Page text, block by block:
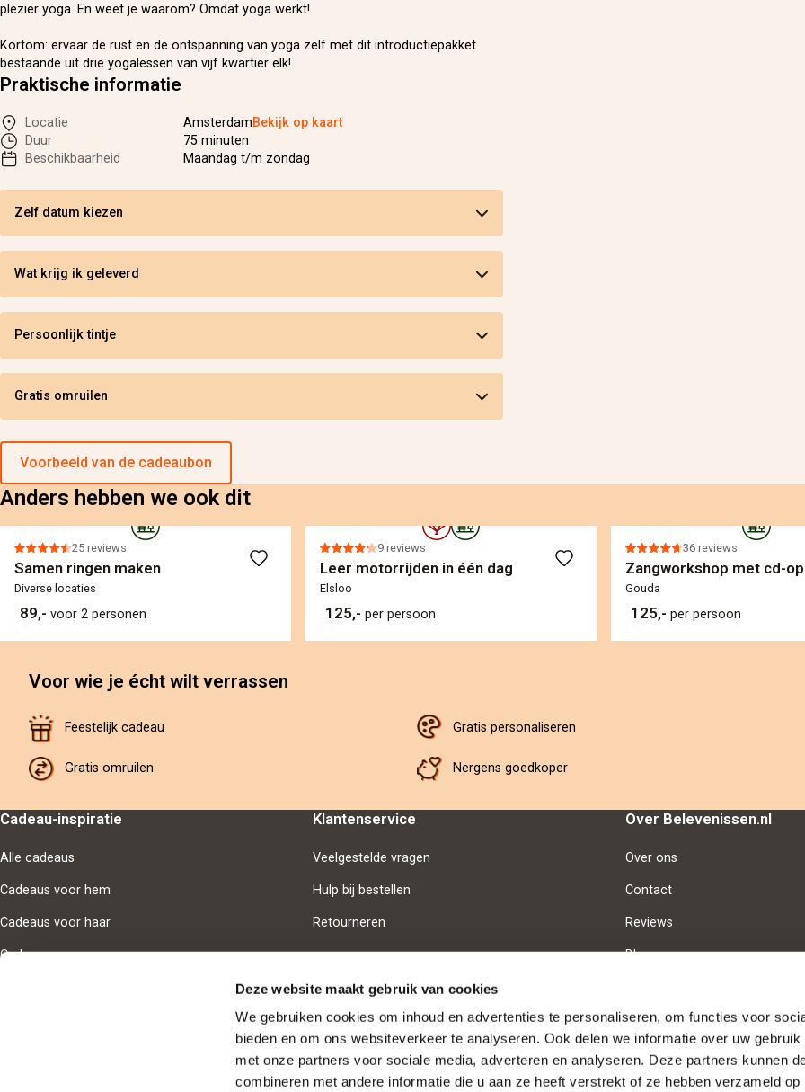
Deze website maakt gebruik van cookies
We gebruiken cookies om inhoud en advertenties te personaliseren, om functies voor
bieden en om ons websiteverkeer te analyseren. Ook delen we informatie over uw
met onze partners voor sociale media, adverteren en analyseren. Deze partners kunnen
combineren met andere informatie die u aan ze heeft verstrekt of ze hebben verzameld
plezier yoga. En weet je waarom? Omdat yoga werkt!
Kortom: ervaar de rust en de ontspanning van yoga zelf met dit introductiepakket
bestaande uit drie yogalessen van vijf kwartier elk!
Praktische informatie
Locatie AmsterdamBekijk op kaart
Duur
75 minuten
Beschikbaarheid
Maandag t/m zondag
Zelf datum kiezen
Wat krijg ik geleverd
Persoonlijk tintje
Gratis omruilen
Voorbeeld van de cadeaubon
Anders hebben we ook dit
25 reviews
Samen ringen maken
Diverse locaties
89,- voor 2 personen
9 reviews
Leer motorrijden in één dag
Elsloo
125,- per persoon
36 reviews
Zangworkshop met cd-
Gouda
125,- per persoon
Voor wie je écht wilt verrassen
Feestelijk cadeau Gratis personaliseren
Gratis omruilen Nergens goedkoper
Cadeau-inspiratie
Alle cadeaus
Cadeaus voor hem
Cadeaus voor haar
Cadeaus voor samen
Klantenservice
Veelgestelde vragen
Hulp bij bestellen
Retourneren
Over Belevenissen.nl
Over ons
Contact
Reviews
Blog
Goedgekeurd Betaalmethoden